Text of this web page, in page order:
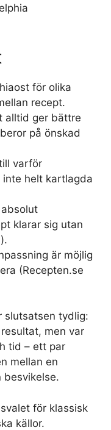
för olika
recept.
alltid ger bättre
på önskad
varför
inte helt kartlagda
klarar sig utan
är möjlig
(Recepten.se
slutsatsen tydlig:
men var
tid – ett par
mellan en
besvikelse.
för klassisk
källor.